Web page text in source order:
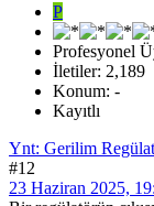
P
Profesyonel
İletiler: 2,189
Konum: -
Kayıtlı
Ynt: Gerilim
#12
23 Haziran 2025,